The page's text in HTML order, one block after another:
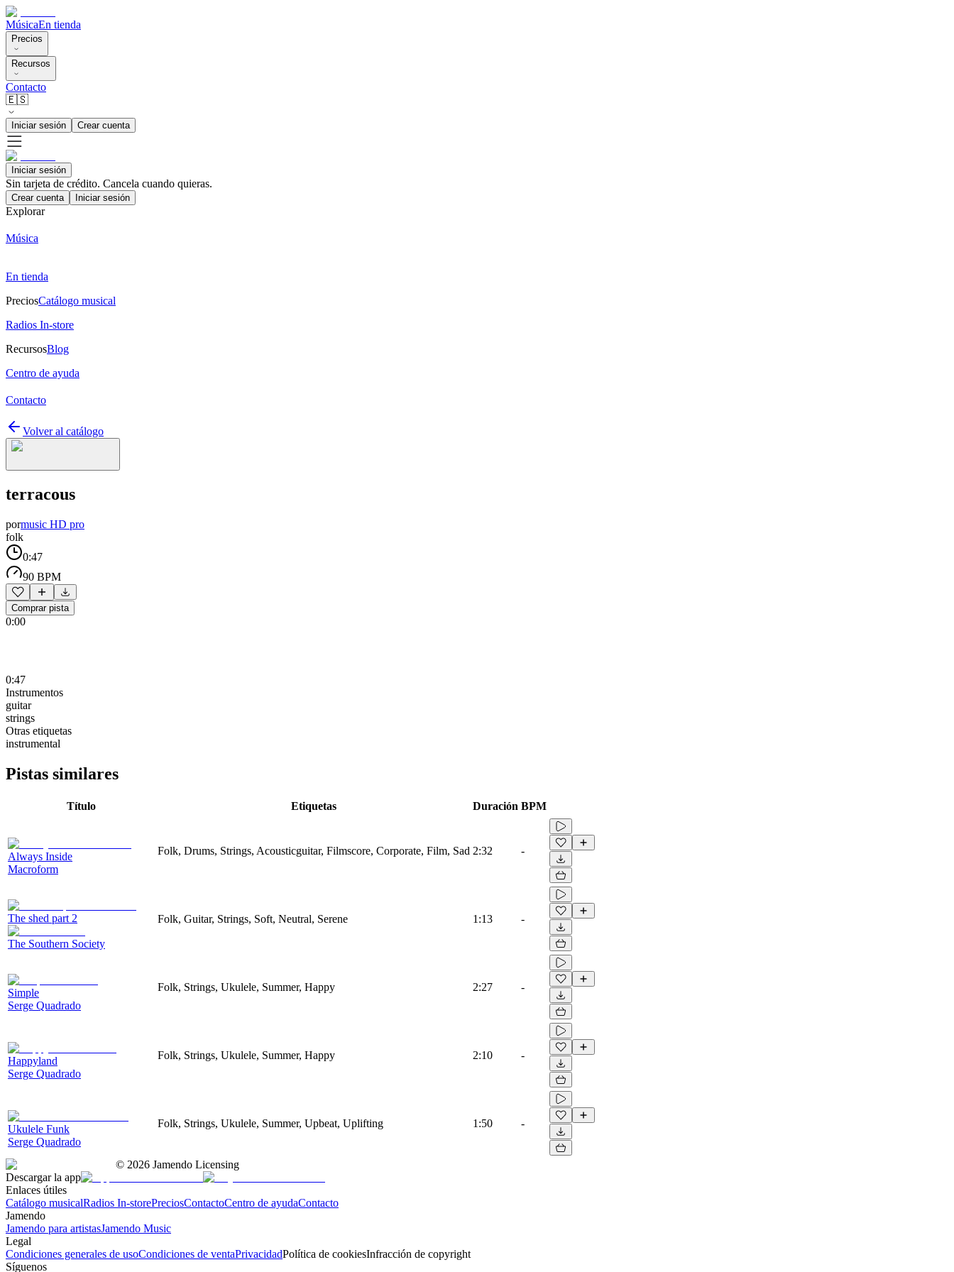
MúsicaEn tienda
Precios
Recursos
Contacto
🇪🇸
Iniciar sesión Crear cuenta
Iniciar sesión
Sin tarjeta de crédito. Cancela cuando quieras.
Crear cuenta Iniciar sesión
Explorar
Música
En tienda
PreciosCatálogo musical
Radios In-store
RecursosBlog
Centro de ayuda
Contacto
Volver al catálogo
terracous
pormusic HD pro
folk
0:47
90 BPM
Comprar pista
0:00
0:47
Instrumentos
guitar
strings
Otras etiquetas
instrumental
Pistas similares
Título Etiquetas Duración BPM
Always Inside
Macroform
Folk, Drums, Strings, Acousticguitar, Filmscore, Corporate, Film, Sad 2:32 -
The shed part 2
The Southern Society
Folk, Guitar, Strings, Soft, Neutral, Serene 1:13 -
Simple
Serge Quadrado
Folk, Strings, Ukulele, Summer, Happy 2:27 -
Happyland
Serge Quadrado
Folk, Strings, Ukulele, Summer, Happy 2:10 -
Ukulele Funk
Serge Quadrado
Folk, Strings, Ukulele, Summer, Upbeat, Uplifting 1:50 -
© 2026 Jamendo Licensing
Descargar la app
Enlaces útiles
Catálogo musicalRadios In-storePreciosContactoCentro de ayudaContacto
Jamendo
Jamendo para artistasJamendo Music
Legal
Condiciones generales de usoCondiciones de ventaPrivacidadPolítica de cookiesInfracción de copyright
Síguenos